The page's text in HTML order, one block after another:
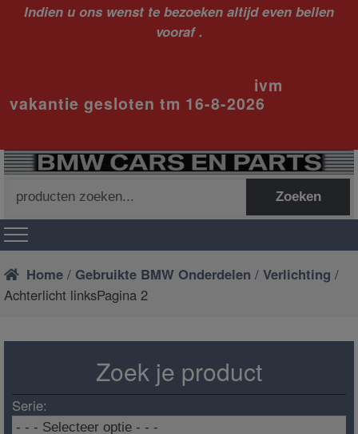
Indien u ons wenst te bezoeken altijd even bellen
vooraf .
ivm
vakantie gesloten tm 16-8-2026
naar:
Zoeken
Home / Gebruikte BMW Onderdelen /Verlichting /
Achterlicht linksPagina 2
Zoek je product
Serie: